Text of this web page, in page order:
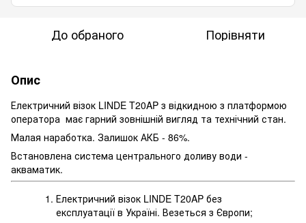
До обраного Порівняти
Опис
Електричний візок LINDE T20AP з відкидною з платформою
оператора має гарний зовнішній вигляд та технічний стан.
Малая наработка. Залишок АКБ - 86%.
Встановлена система центрального доливу води -
акваматик.
Електричний візок LINDE T20AP без
експлуатації в Україні. Везеться з Європи;